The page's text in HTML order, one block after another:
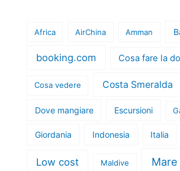
Africa AirChina Amman
booking.com Cosa fare la
Cosa vedere Costa Smeralda
Dove mangiare Escursioni
Giordania Indonesia Italia
Low cost Maldive Mare